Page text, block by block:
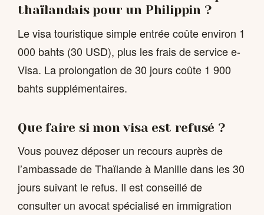
thaïlandais pour un Philippin ?
Le visa touristique simple entrée coûte environ 1
000 bahts (30 USD), plus les frais de service e-
Visa. La prolongation de 30 jours coûte 1 900
bahts supplémentaires.
Que faire si mon visa est refusé ?
Vous pouvez déposer un recours auprès de
l’ambassade de Thaïlande à Manille dans les 30
jours suivant le refus. Il est conseillé de
consulter un avocat spécialisé en immigration